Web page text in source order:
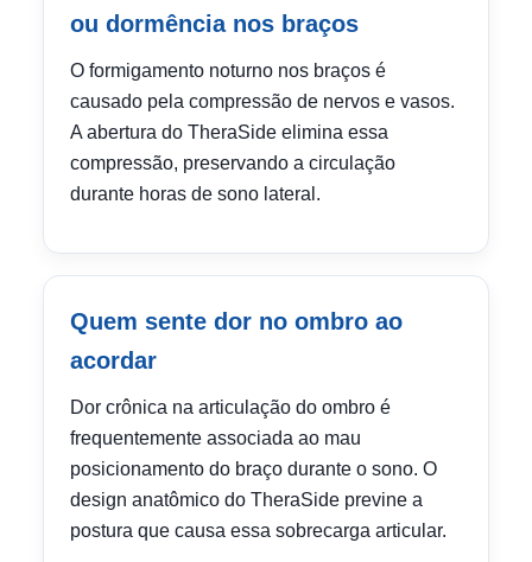
ou dormência nos braços
O formigamento noturno nos braços é
causado pela compressão de nervos e vasos.
A abertura do TheraSide elimina essa
compressão, preservando a circulação
durante horas de sono lateral.
Quem sente dor no ombro ao
acordar
Dor crônica na articulação do ombro é
frequentemente associada ao mau
posicionamento do braço durante o sono. O
design anatômico do TheraSide previne a
postura que causa essa sobrecarga articular.